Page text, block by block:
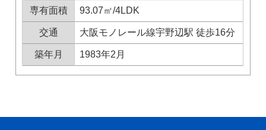
専有面積 93.07㎡/4LDK
交通 大阪モノレール線宇野辺駅 徒歩16分
築年月 1983年2月